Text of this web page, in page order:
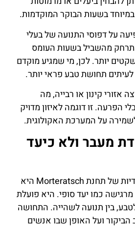
בשעות הבוקר המוקדמות.
על דפוסי התנועה של בעלי
מהשביל בשעות העומס
שקטים יותר. לכן, מי שמגיע מוקדם
לעיתים תחושת טבע פראי יותר.
אזורי קינון או רבייה, מה
זו דוגמה לאיזון מדויק
על המערכת האקולוגית.
מעבר ולא כיעד
אחת התכונות הייחודיות של תחנת Morteratsch היא
כמו יעד סופי. היא פועלת
בין תנועה לשהייה. התחושה
ועל האופן שבו אנשים